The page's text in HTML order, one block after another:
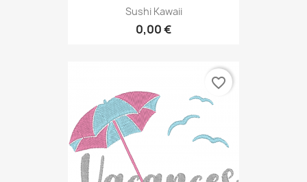
Sushi Kawaii
0,00 €
favorite_border